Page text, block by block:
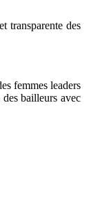
transparente des
femmes leaders
bailleurs avec